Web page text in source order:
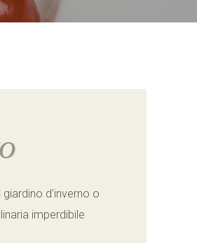
d'inverno o
imperdibile